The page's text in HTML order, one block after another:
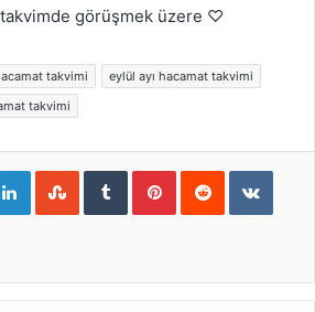
görüşmek üzere ♡
takvimi
eylül ayı hacamat takvimi
takvimi
LinkedInStumbleUpon
TumblrPinterestReddit